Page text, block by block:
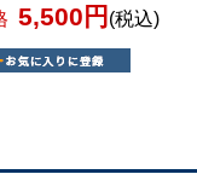
5,500円 (税込)